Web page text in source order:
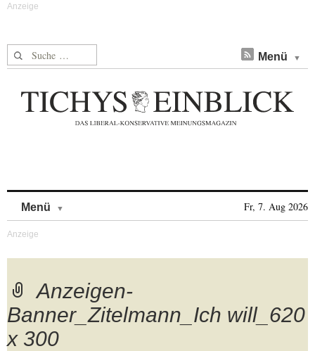
Suche nach: Menü
Menü Fr, 7. Aug 2026
Anzeigen-
Banner_Zitelmann_Ich will_620
x 300